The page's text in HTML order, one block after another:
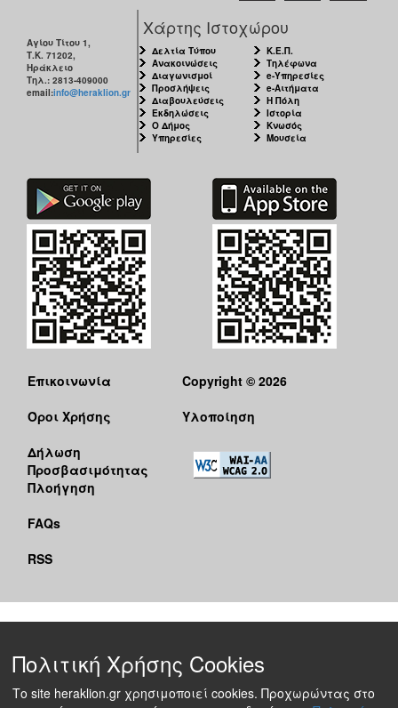
Αγίου Τίτου 1,
Τ.Κ. 71202,
Ηράκλειο
Τηλ.: 2813-409000
email:info@heraklion.gr
Χάρτης Ιστοχώρου
Δελτία Τύπου
Ανακοινώσεις
Διαγωνισμοί
Προσλήψεις
Διαβουλεύσεις
Εκδηλώσεις
Ο Δήμος
Υπηρεσίες
Κ.Ε.Π.
Τηλέφωνα
e-Υπηρεσίες
e-Αιτήματα
Η Πόλη
Ιστορία
Κνωσός
Μουσεία
Επικοινωνία
Όροι Χρήσης
Δήλωση
Προσβασιμότητας
Πλοήγηση
FAQs
RSS
Copyright © 2026
Υλοποίηση
Πολιτική Χρήσης Cookies
Το site heraklion.gr χρησιμοποιεί cookies. Προχωρώντας στο